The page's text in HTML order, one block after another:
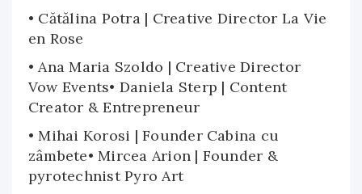
• Cătălina Potra | Creative Director La Vie
en Rose
• Ana Maria Szoldo | Creative Director
Vow Events• Daniela Sterp | Content
Creator & Entrepreneur
• Mihai Korosi | Founder Cabina cu
zâmbete• Mircea Arion | Founder &
pyrotechnist Pyro Art